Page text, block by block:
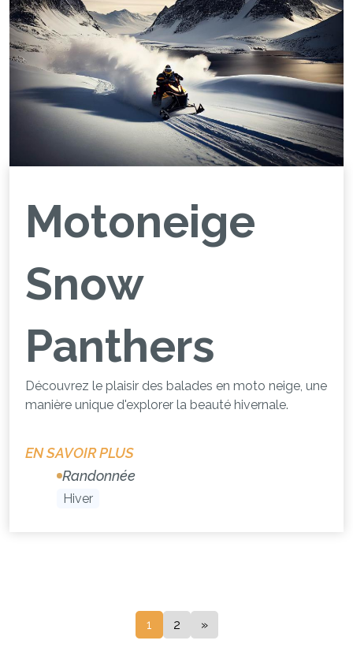
Motoneige
Snow
Panthers
Découvrez le plaisir des balades en moto neige, une
manière unique d'explorer la beauté hivernale.
EN SAVOIR PLUS
Randonnée
Hiver
1 2 »